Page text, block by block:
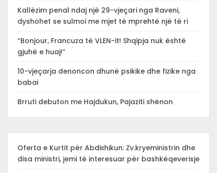
Kallëzim penal ndaj një 29-vjeçari nga Raveni,
dyshohet se sulmoi me mjet të mprehtë një të ri
“Bonjour, Francuza të VLEN-it! Shqipja nuk është
gjuhë e huaj!”
10-vjeçarja denoncon dhunë psikike dhe fizike nga
babai
Brruti debuton me Hajdukun, Pajaziti shënon
Oferta e Kurtit për Abdixhikun: Zv.kryeministrin dhe
disa ministri, jemi të interesuar për bashkëqeverisje